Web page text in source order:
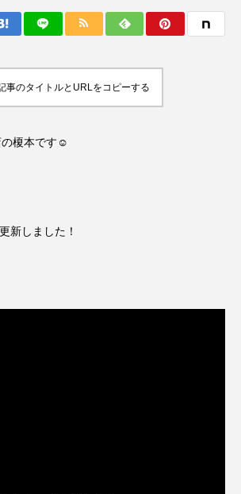
事のタイトルとURLをコピーする
の榎本です☺
新しました！